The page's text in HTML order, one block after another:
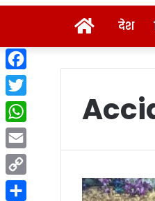
HOMEदेश
Facebook
Twitter
WhatsApp
Email
Copy